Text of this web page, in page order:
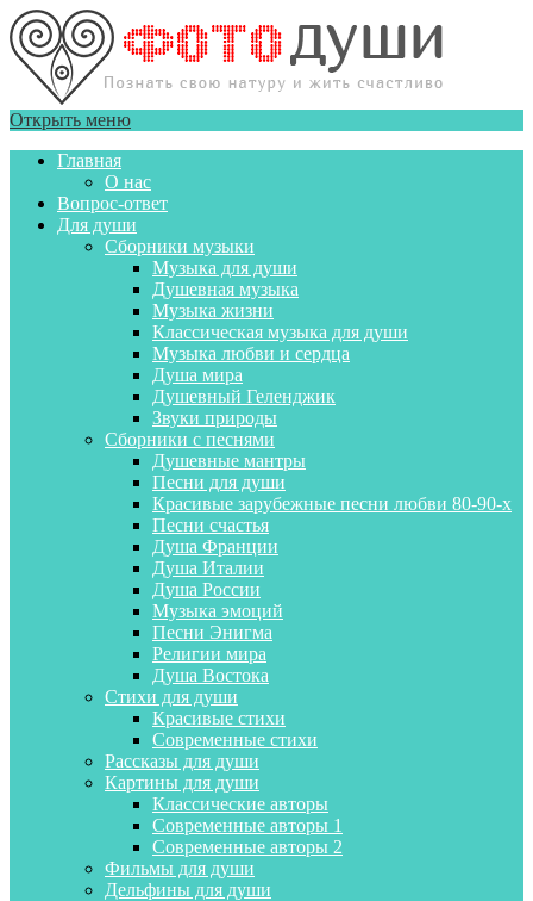
Открыть меню
Главная
О нас
Вопрос-ответ
Для души
Сборники музыки
Музыка для души
Душевная музыка
Музыка жизни
Классическая музыка для души
Музыка любви и сердца
Душа мира
Душевный Геленджик
Звуки природы
Сборники с песнями
Душевные мантры
Песни для души
Красивые зарубежные песни любви 80-90-х
Песни счастья
Душа Франции
Душа Италии
Душа России
Музыка эмоций
Песни Энигма
Религии мира
Душа Востока
Стихи для души
Красивые стихи
Современные стихи
Рассказы для души
Картины для души
Классические авторы
Современные авторы 1
Современные авторы 2
Фильмы для души
Дельфины для души